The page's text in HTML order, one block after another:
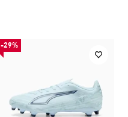
-29%